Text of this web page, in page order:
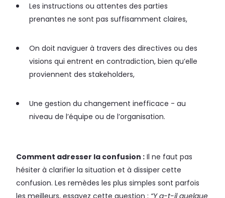
Les instructions ou attentes des parties
prenantes ne sont pas suffisamment claires,
On doit naviguer à travers des directives ou des
visions qui entrent en contradiction, bien qu’elle
proviennent des stakeholders,
Une gestion du changement inefficace - au
niveau de l’équipe ou de l’organisation.
Comment adresser la confusion : Il ne faut pas
hésiter à clarifier la situation et à dissiper cette
confusion. Les remèdes les plus simples sont parfois